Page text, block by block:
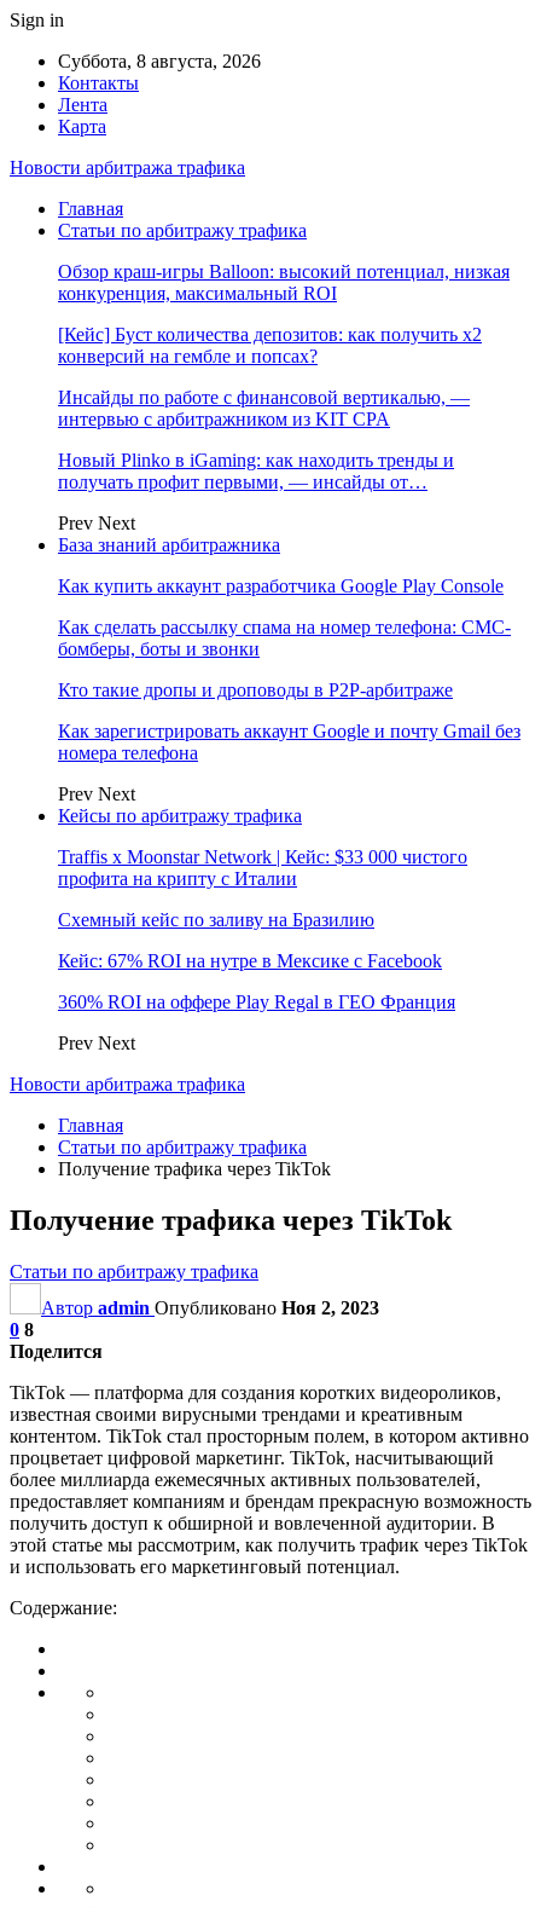
Sign in
Суббота, 8 августа, 2026
Контакты
Лента
Карта
Новости арбитража трафика
Главная
Статьи по арбитражу трафика
Обзор краш-игры Balloon: высокий потенциал, низкая
конкуренция, максимальный ROI
[Кейс] Буст количества депозитов: как получить х2
конверсий на гембле и попсах?
Инсайды по работе с финансовой вертикалью, —
интервью с арбитражником из KIT CPA
Новый Plinko в iGaming: как находить тренды и
получать профит первыми, — инсайды от…
Prev Next
База знаний арбитражника
Как купить аккаунт разработчика Google Play Console
Как сделать рассылку спама на номер телефона: СМС-
бомберы, боты и звонки
Кто такие дропы и дроповоды в P2P-арбитраже
Как зарегистрировать аккаунт Google и почту Gmail без
номера телефона
Prev Next
Кейсы по арбитражу трафика
Traffis x Moonstar Network | Кейс: $33 000 чистого
профита на крипту с Италии
Схемный кейс по заливу на Бразилию
Кейс: 67% ROI на нутре в Мексике с Facebook
360% ROI на оффере Play Regal в ГЕО Франция
Prev Next
Новости арбитража трафика
Главная
Статьи по арбитражу трафика
Получение трафика через TikTok
Получение трафика через TikTok
Статьи по арбитражу трафика
Автор admin Опубликовано Ноя 2, 2023
0 8
Поделится
TikTok — платформа для создания коротких видеороликов,
известная своими вирусными трендами и креативным
контентом. TikTok стал просторным полем, в котором активно
процветает цифровой маркетинг. TikTok, насчитывающий
более миллиарда ежемесячных активных пользователей,
предоставляет компаниям и брендам прекрасную возможность
получить доступ к обширной и вовлеченной аудитории. В
этой статье мы рассмотрим, как получить трафик через TikTok
и использовать его маркетинговый потенциал.
Содержание: